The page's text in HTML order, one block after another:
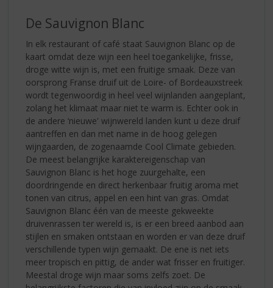
De Sauvignon Blanc
In elk restaurant of café staat Sauvignon Blanc op de
kaart omdat deze wijn een heel toegankelijke, frisse,
droge witte wijn is, met een fruitige smaak. Deze van
oorsprong Franse druif uit de Loire- of Bordeauxstreek
wordt tegenwoordig in heel veel wijnlanden aangeplant,
zolang het klimaat maar niet te warm is. Echter ook in
de andere ‘nieuwe' wijnwereld landen kunt u deze druif
aantreffen en dan met name in de hoog gelegen
wijngaarden, de zogenaamde Cool Climate gebieden.
De meest belangrijke karaktereigenschap van
Sauvignon Blanc is het hoge zuurgehalte, een
doordringende en direct herkenbaar fruitig aroma met
tonen van citrus, appel en een hint van gras. Omdat
Sauvignon Blanc één van de meeste gekweekte
druivenrassen ter wereld is, is er een breed aanbod aan
stijlen en smaken ontstaan en worden er van deze druif
verschillende typen wijn gemaakt. De ene is net iets
meer tropisch en pittig, de ander wat frisser en fruitiger.
Meestal droge wijn maar soms zelfs zoet. De